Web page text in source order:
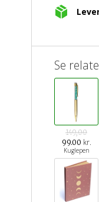
Se
149,00
99.00 kr.
Kuglepen